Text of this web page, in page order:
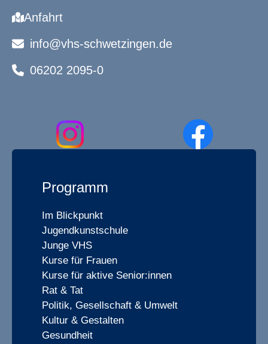
Anfahrt
info@vhs-schwetzingen.de
06202 2095-0
Programm
Im Blickpunkt
Jugendkunstschule
Junge VHS
Kurse für Frauen
Kurse für aktive Senior:innen
Rat & Tat
Politik, Gesellschaft & Umwelt
Kultur & Gestalten
Gesundheit